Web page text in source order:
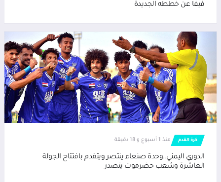
فيفا عن خططه الجديدة
كرة القدم منذ 1 أسبوع و 18 دقيقة
الدوري اليمني..وحدة صنعاء ينتصر ويتقدم بافتتاح الجولة
العاشرة وشعب حضرموت يتصدر